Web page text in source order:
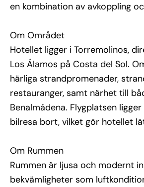
en kombination av avkoppling
Om Området
Hotellet ligger i Torremolinos,
Los Álamos på Costa del Sol.
härliga strandpromenader,
restauranger, samt närhet till
Benalmádena. Flygplatsen
bilresa bort, vilket gör hotellet
Om Rummen
Rummen är ljusa och modernt
bekvämligheter som